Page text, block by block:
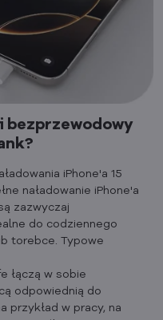
bezprzewodowy
iPhone'a 15
naładowanie iPhone'a
zazwyczaj
do codziennego
torebce. Typowe
łączą w sobie
odpowiednią do
przykład w pracy, na